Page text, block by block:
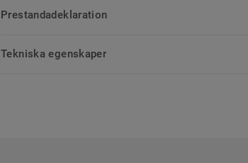
Prestandadeklaration
Tekniska egenskaper